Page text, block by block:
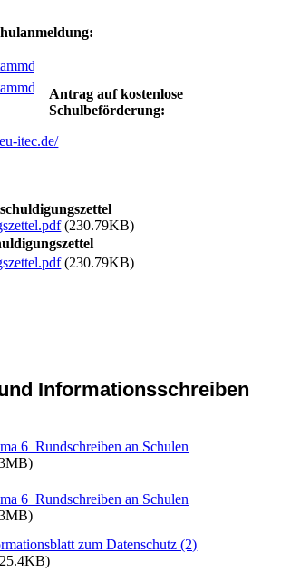
(126.67KB)
Antrag auf kostenlose
Schulbeförderung:
itec.de/
(230.79KB)
(230.79KB)
Informationsschreiben
6_Rundschreiben an Schulen
6_Rundschreiben an Schulen
zum Datenschutz (2)